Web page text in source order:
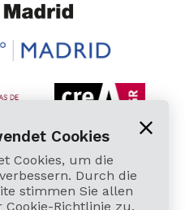
Cookies
Cookies, um die
Durch die
stimmen Sie allen
Cookie-Richtlinie zu.